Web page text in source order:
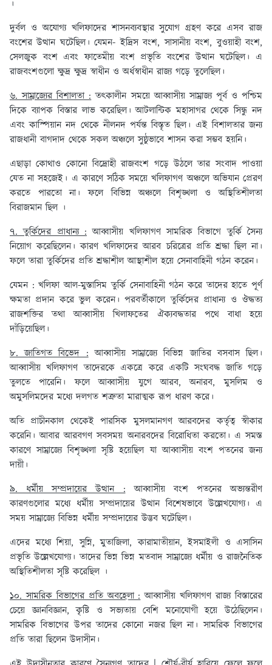
।
দুর্বল ও অযোগ্য খলিফাদের শাসনব্যবস্থার সুযোগ গ্রহণ করে এসব রাজ
বংশের উত্থান ঘটেছিল। যেমন- ইদ্রিস বংশ, সাসানীয় বংশ, বুওয়াহী বংশ,
সেলজুক বংশ এবং ফাতেমীয় বংশ প্রভৃতি বংশের উত্থান ঘটেছিল। এ
রাজবংশগুলো ক্ষুদ্র ক্ষুদ্র স্বাধীন ও অর্ধস্বাধীন রাজ্য গড়ে তুলেছিল।
৬. সাম্রাজ্যের বিশালতা :তৎকালীন সময়ে আব্বাসীয় সাম্রাজ্য পূর্ব ও পশ্চিম
দিকে ব্যাপক বিস্তার লাভ করেছিল। আটলান্টিক মহাসাগর থেকে সিন্ধু নদ
এবং কাস্পিয়ান নদ থেকে নীলনদ পর্যন্ত বিস্তৃত ছিল। এই বিশালতার জন্য
রাজধানী বাগদাদ থেকে সকল অঞ্চলে সুষ্ঠুভাবে শাসন করা সম্ভব হয়নি।
এছাড়া কোথাও কোনো বিদ্রোহী রাজবংশ গড়ে উঠলে তার সংবাদ পাওয়া
যেত না সহজেই। এ কারণে সঠিক সময়ে খলিফাগণ অঞ্চলে অভিযান প্রেরণ
করতে পারতো না। ফলে বিভিন্ন অঞ্চলে বিশৃঙ্খলা ও অস্থিতিশীলতা
বিরাজমান ছিল ।
৭. তুর্কিদের প্রাধান্য : আব্বাসীয় খলিফাগণ সামরিক বিভাগে তুর্কি সৈন্য
নিয়োগ করেছিলেন। কারণ খলিফাদের আরব চরিত্রের প্রতি শ্রদ্ধা ছিল না।
ফলে তারা তুর্কিদের প্রতি শ্রদ্ধাশীল আস্থাশীল হয়ে সেনাবাহিনী গঠন করেন।
যেমন : খলিফা আল-মুস্তাসিম তুর্কি সেনাবাহিনী গঠন করে তাদের হাতে পূর্ণ
ক্ষমতা প্রদান করে ভুল করেন। পরবর্তীকালে তুর্কিদের প্রাধান্য ও ঔদ্ধত্য
রাজশক্তির তথা আব্বাসীয় খিলাফতের ঐক্যবদ্ধতার পথে বাধা হয়ে
দাঁড়িয়েছিল।
৮. জাতিগত বিভেদ :আব্বাসীয় সাম্রাজ্যে বিভিন্ন জাতির বসবাস ছিল।
আব্বাসীয় খলিফাগণ তাদেরকে একত্রে করে একটি সংঘবদ্ধ জাতি গড়ে
তুলতে পারেনি। ফলে আব্বাসীয় যুগে আরব, অনারব, মুসলিম ও
অমুসলিমদের মধ্যে দলগত শত্রুতা মারাত্মক রূপ ধারণ করে।
অতি প্রাচীনকাল থেকেই পারসিক মুসলমানগণ আরবদের কর্তৃত্ব স্বীকার
করেনি। আবার আরবগণ সবসময় অনারবদের বিরোধিতা করতো। এ সমস্ত
কারণে সাম্রাজ্যে বিশৃঙ্খলা সৃষ্টি হয়েছিল যা আব্বাসীয় বংশ পতনের জন্য
দায়ী।
৯. ধর্মীয় সম্প্রদায়ের উত্থান :আব্বাসীয় বংশ পতনের অভ্যন্তরীণ
কারণগুলোর মধ্যে ধর্মীয় সম্প্রদায়ের উত্থান বিশেষভাবে উল্লেখযোগ্য। এ
সময় সাম্রাজ্যে বিভিন্ন ধর্মীয় সম্প্রদায়ের উদ্ভব ঘটেছিল।
এদের মধ্যে শিয়া, সুন্নি, মুতাজিলা, কারামাতীয়ান, ইসমাইলী ও এসাসিন
প্রভৃতি উল্লেখযোগ্য। তাদের ভিন্ন ভিন্ন মতবাদ সাম্রাজ্যে ধর্মীয় ও রাজনৈতিক
অস্থিতিশীলতা সৃষ্টি করেছিল ।
১০. সামরিক বিভাগের প্রতি অবহেলা :আব্বাসীয় খলিফাগণ রাজ্য বিস্তারের
চেয়ে জ্ঞানবিজ্ঞান, কৃষ্টি ও সভ্যতায় বেশি মনোযোগী হয়ে উঠেছিলেন।
সামরিক বিভাগের উপর তাদের কোনো নজর ছিল না। সামরিক বিভাগের
প্রতি তারা ছিলেন উদাসীন।